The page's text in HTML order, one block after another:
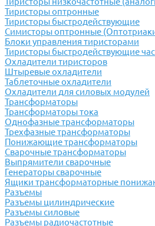
Тиристоры оптронные
Тиристоры быстродействующие
Симисторы оптронные
Блоки управления тиристорами
Тиристоры быстродействующие
Охладители тиристоров
Штыревые охладители
Таблеточные охладители
Охладители для силовых модулей
Трансформаторы
Трансформаторы тока
Однофазные трансформаторы
Трехфазные трансформаторы
Понижающие трансформаторы
Сварочные трансформаторы
Выпрямители сварочные
Генераторы сварочные
Ящики трансформаторные
Разъемы
Разъемы цилиндрические
Разъемы силовые
Разъемы радиочастотные